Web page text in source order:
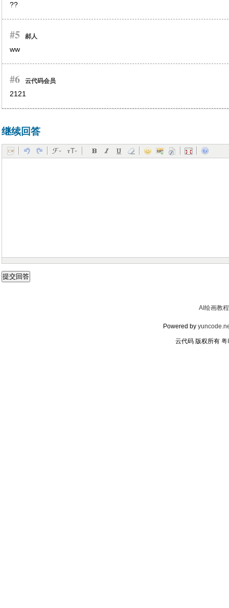
??
#5 郝人
ww
#6 云代码会员
2121
继续回答
AI绘画教程
Powered by
云代码 版权所有 粤